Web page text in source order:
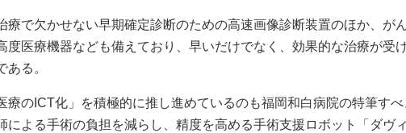
療で欠かせない早期確定診断のための高速画像診断装置のほか、が
度医療機器なども備えており、早いだけでなく、効果的な治療が受
ある。
療のICT化」を積極的に推し進めているのも福岡和白病院の特筆す
による手術の負担を減らし、精度を高める手術支援ロボット「ダヴ